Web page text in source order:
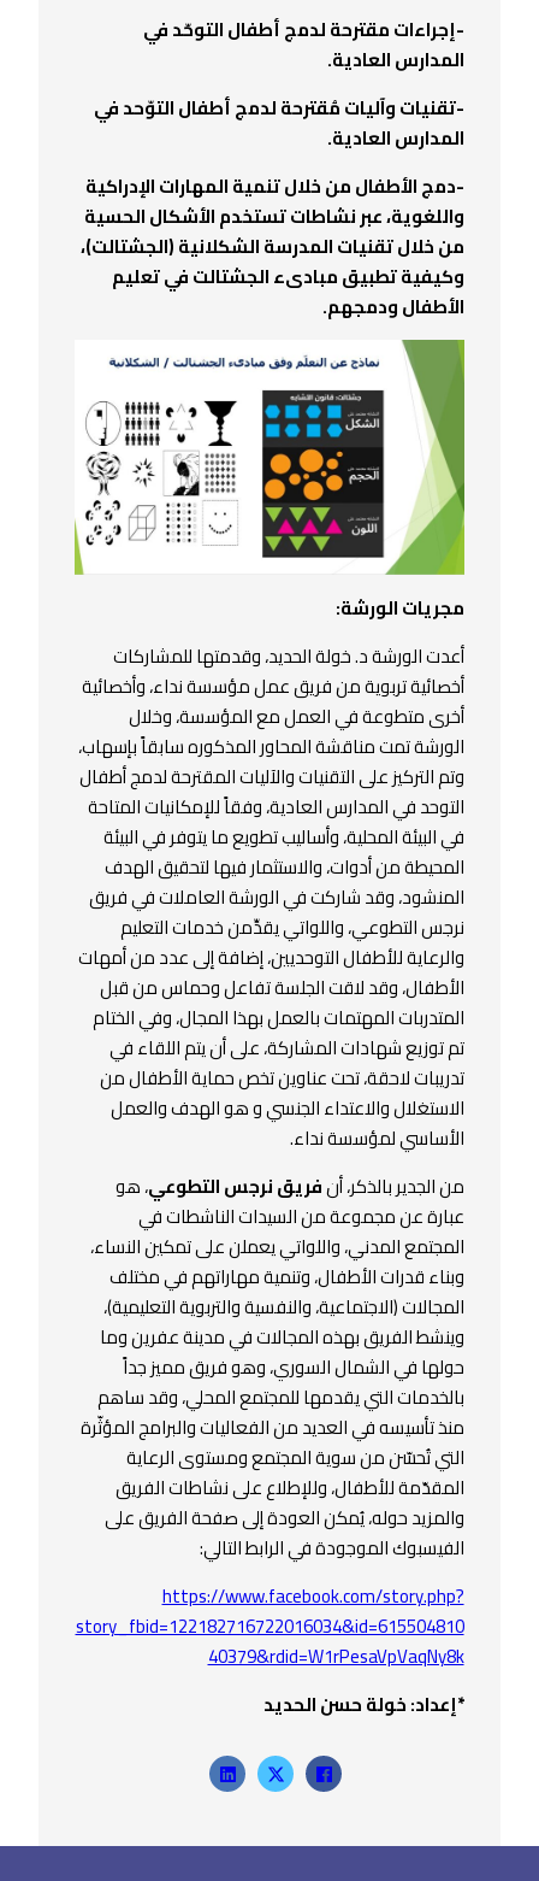
-إجراءات مقترحة لدمج أطفال التوحّد في
المدارس العادية.
-تقنيات وآليات مُقترحة لدمج أطفال التوّحد في
المدارس العادية.
-دمج الأطفال من خلال تنمية المهارات الإدراكية
واللغوية، عبر نشاطات تستخدم الأشكال الحسية
من خلال تقنيات المدرسة الشكلانية (الجشتالت)،
وكيفية تطبيق مبادىء الجشتالت في تعليم
الأطفال ودمجهم.
مجريات الورشة:
أعدت الورشة د. خولة الحديد، وقدمتها للمشاركات
أخصائية تربوية من فريق عمل مؤسسة نداء، وأخصائية
أخرى متطوعة في العمل مع المؤسسة، وخلال
الورشة تمت مناقشة المحاور المذكوره سابقاً بإسهاب،
وتم التركيز على التقنيات والآليات المقترحة لدمج أطفال
التوحد في المدارس العادية، وفقاً للإمكانيات المتاحة
في البيئة المحلية، وأساليب تطويع ما يتوفر في البيئة
المحيطة من أدوات، والاستثمار فيها لتحقيق الهدف
المنشود، وقد شاركت في الورشة العاملات في فريق
نرجس التطوعي، واللواتي يقدِّمن خدمات التعليم
والرعاية للأطفال التوحديين، إضافة إلى عدد من أمهات
الأطفال، وقد لاقت الجلسة تفاعل وحماس من قبل
المتدربات المهتمات بالعمل بهذا المجال، وفي الختام
تم توزيع شهادات المشاركة، على أن يتم اللقاء في
تدريبات لاحقة، تحت عناوين تخص حماية الأطفال من
الاستغلال والاعتداء الجنسي و هو الهدف والعمل
الأساسي لمؤسسة نداء.
من الجدير بالذكر، أنفريق نرجس التطوعي، هو
عبارة عن مجموعة من السيدات الناشطات في
المجتمع المدني، واللواتي يعملن على تمكين النساء،
وبناء قدرات الأطفال، وتنمية مهاراتهم في مختلف
المجالات (الاجتماعية، والنفسية والتربوية التعليمية)،
وينشط الفريق بهذه المجالات في مدينة عفرين وما
حولها في الشمال السوري، وهو فريق مميز جداً
بالخدمات التي يقدمها للمجتمع المحلي، وقد ساهم
منذ تأسيسه في العديد من الفعاليات والبرامج المؤثّرة
التي تُحسّن من سوية المجتمع ومستوى الرعاية
المقدّمة للأطفال، وللإطلاع على نشاطات الفريق
والمزيد حوله، يُمكن العودة إلى صفحة الفريق على
الفيسبوك الموجودة في الرابط التالي:
https://www.facebook.com/story.php?
story_fbid=122182716722016034&id=615504810
40379&rdid=W1rPesaVpVaqNy8k
*إعداد: خولة حسن الحديد